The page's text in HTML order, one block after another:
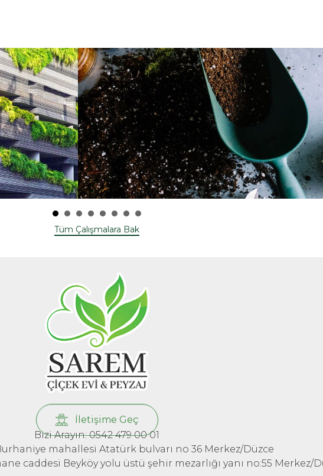
Tüm Çalışmalara Bak
İletişime Geç
Bizi Arayın: 0542 479 00 01
mahallesi Atatürk bulvarı no 36 Merkez/Düzce
caddesi Beyköy yolu üstü şehir mezarlığı yanı no:55 Merkez/